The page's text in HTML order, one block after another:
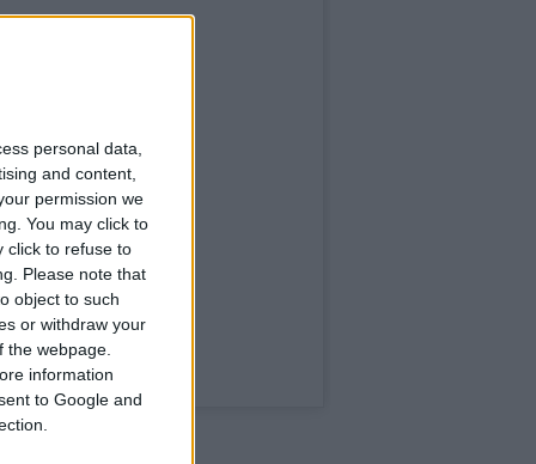
personal data,
and content,
permission we
You may click to
click to refuse to
Please note that
object to such
or withdraw your
webpage.
information
to Google and